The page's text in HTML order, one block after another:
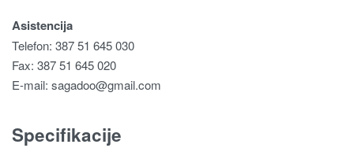
Asistencija
Telefon: 387 51 645 030
Fax: 387 51 645 020
E-mail: sagadoo@gmail.com
Specifikacije